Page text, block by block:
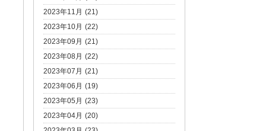
2023年11月 (21)
2023年10月 (22)
2023年09月 (21)
2023年08月 (22)
2023年07月 (21)
2023年06月 (19)
2023年05月 (23)
2023年04月 (20)